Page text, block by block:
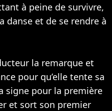
à peine de survivre,
danse et de se rendre à
la remarque et
pour qu’elle tente sa
signe pour la première
et sort son premier